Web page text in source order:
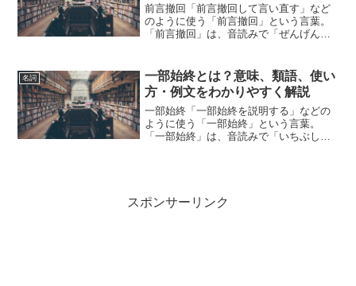
前言撤回「前言撤回して言い直す」など
のように使う「前言撤回」という言葉。
「前言撤回」は、音読みで「ぜんげんて
この記事では「前言撤回」の意味や使い
方について、小説などの用例...
名詞
一部始終とは？意味、類語、使い
方・例文をわかりやすく解説
一部始終「一部始終を説明する」などの
ように使う「一部始終」という言葉。
「一部始終」は、音読みで「いちぶしじ
スポンサーリンク